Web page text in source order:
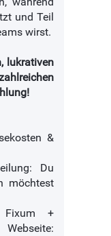
und Teil
wirst.
lukrativen
&
Du
möchtest
Fixum +